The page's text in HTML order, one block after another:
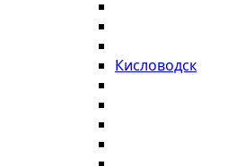
Кисловодск